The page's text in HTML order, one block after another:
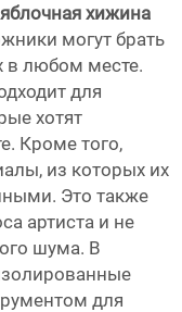
яблочная хижина
могут брать
в любом месте.
для
хотят
Кроме того,
из которых их
Это также
артиста и не
шума. В
для